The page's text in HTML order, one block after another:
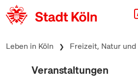
zum Inhalt springen
Leben in Köln Freizeit, Natur
Veranstaltungen